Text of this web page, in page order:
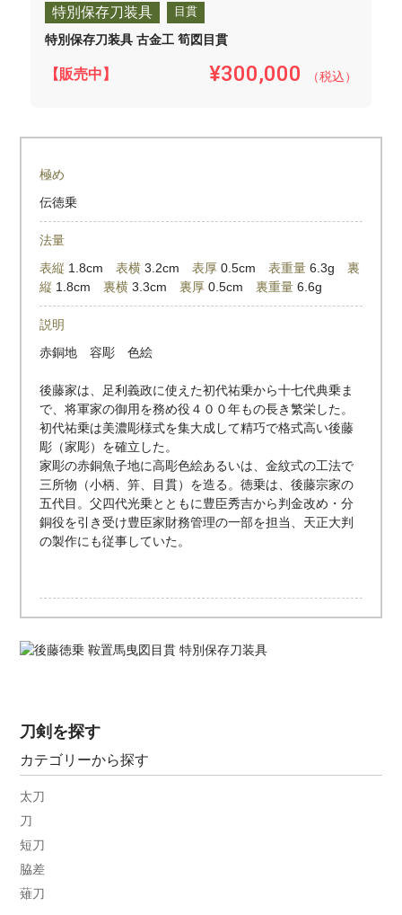
特別保存刀装具 目貫
特別保存刀装具 古金工 筍図目貫
【販売中】 ¥300,000 （税込）
極め
伝徳乗
法量
表縦 1.8cm表横 3.2cm表厚 0.5cm表重量 6.3g裏
縦 1.8cm裏横 3.3cm裏厚 0.5cm裏重量 6.6g
説明
赤銅地 容彫 色絵
後藤家は、足利義政に使えた初代祐乗から十七代典乗ま
で、将軍家の御用を務め役４００年もの長き繁栄した。
初代祐乗は美濃彫様式を集大成して精巧で格式高い後藤
彫（家彫）を確立した。
家彫の赤銅魚子地に高彫色絵あるいは、金紋式の工法で
三所物（小柄、笄、目貫）を造る。徳乗は、後藤宗家の
五代目。父四代光乗とともに豊臣秀吉から判金改め・分
銅役を引き受け豊臣家財務管理の一部を担当、天正大判
の製作にも従事していた。
刀剣を探す
カテゴリーから探す
太刀
刀
短刀
脇差
薙刀